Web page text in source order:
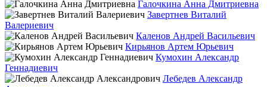
Галочкина Анна Дмитриевна
Завертнев Виталий
Валериевич
Каленов Андрей Васильевич
Кирьянов Артем Юрьевич
Кумохин Александр
Геннадиевич
Лебедев Александр